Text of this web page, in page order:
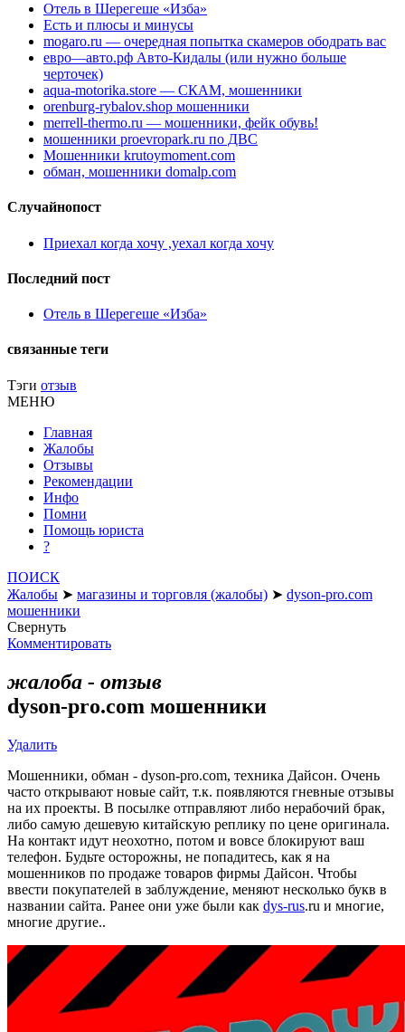
Отель в Шерегеше «Изба»
Есть и плюсы и минусы
mogaro.ru — очередная попытка скамеров ободрать вас
евро—авто.рф Авто-Кидалы (или нужно больше
черточек)
aqua-motorika.store — СКАМ, мошенники
orenburg-rybalov.shop мошенники
merrell-thermo.ru — мошенники, фейк обувь!
мошенники proevropark.ru по ДВС
Мошенники krutoymoment.com
обман, мошенники domalp.com
Случайнопост
Приехал когда хочу ,уехал когда хочу
Последний пост
Отель в Шерегеше «Изба»
связанные теги
Тэги отзыв
МЕНЮ
Главная
Жалобы
Отзывы
Рекомендации
Инфо
Помни
Помощь юриста
?
ПОИСК
Жалобы ➤ магазины и торговля (жалобы) ➤ dyson-pro.com
мошенники
Свернуть
Комментировать
жалоба - отзыв
dyson-pro.com мошенники
Удалить
Мошенники, обман - dyson-pro.com, техника Дайсон. Очень
часто открывают новые сайт, т.к. появляются гневные отзывы
на их проекты. В посылке отправляют либо нерабочий брак,
либо самую дешевую китайскую реплику по цене оригинала.
На контакт идут неохотно, потом и вовсе блокируют ваш
телефон. Будьте осторожны, не попадитесь, как я на
мошенников по продаже товаров фирмы Дайсон. Чтобы
ввести покупателей в заблуждение, меняют несколько букв в
названии сайта. Ранее они уже были как dys-rus.ru и многие,
многие другие..